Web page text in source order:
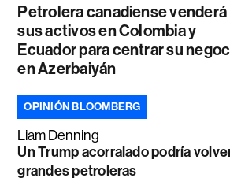
Petrolera canadiense venderá
sus activos en Colombia y
Ecuador para centrar su
en Azerbaiyán
OPINIÓN BLOOMBERG
Liam Denning
Un Trump acorralado podría
grandes petroleras